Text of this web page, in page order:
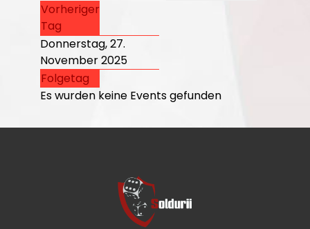
Vorheriger
Tag
Donnerstag, 27.
November 2025
Folgetag
Es wurden keine Events gefunden